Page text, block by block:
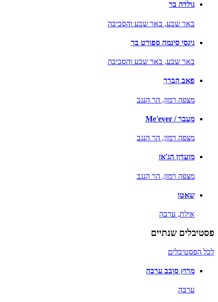
גולדה בר
באר שבע, באר שבע והסביבה
גיגסי סינמה ספורט בר
באר שבע, באר שבע והסביבה
פאב הברך
מצפה רמון, הר הנגב
מעבר / Me'ever
מצפה רמון, הר הנגב
מועדון הג'אז
מצפה רמון, הר הנגב
שאטו
אילת, ערבה
פסטיבלים שנתיים
לכל הפסטיבלים
מרוץ סובב ערבה
ערבה